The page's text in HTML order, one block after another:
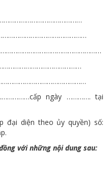
ngày …………. tại
đại diện theo ủy quyền) số:
với những nội dung sau: